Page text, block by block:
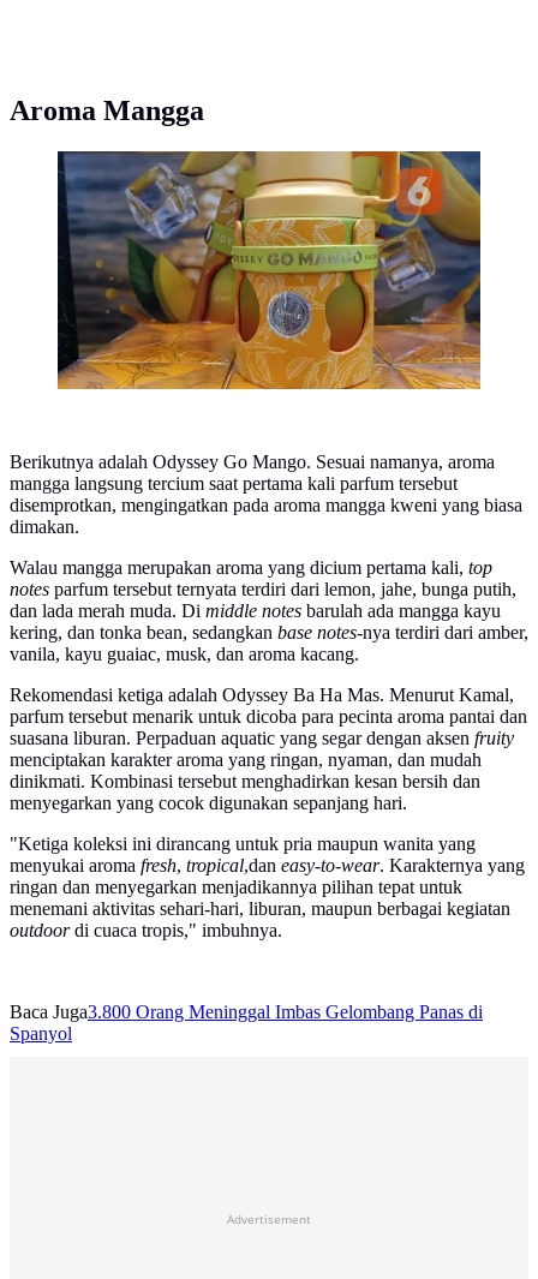
Aroma Mangga
Parfum aroma mangga dari Armaf. (dok.
Liputan6.com/Dinny Mutiah)
Berikutnya adalah Odyssey Go Mango. Sesuai namanya, aroma
mangga langsung tercium saat pertama kali parfum tersebut
disemprotkan, mengingatkan pada aroma mangga kweni yang biasa
dimakan.
Walau mangga merupakan aroma yang dicium pertama kali, top
notes parfum tersebut ternyata terdiri dari lemon, jahe, bunga putih,
dan lada merah muda. Di middle notes barulah ada mangga kayu
kering, dan tonka bean, sedangkan base notes-nya terdiri dari amber,
vanila, kayu guaiac, musk, dan aroma kacang.
Rekomendasi ketiga adalah Odyssey Ba Ha Mas. Menurut Kamal,
parfum tersebut menarik untuk dicoba para pecinta aroma pantai dan
suasana liburan. Perpaduan aquatic yang segar dengan aksen fruity
menciptakan karakter aroma yang ringan, nyaman, dan mudah
dinikmati. Kombinasi tersebut menghadirkan kesan bersih dan
menyegarkan yang cocok digunakan sepanjang hari.
"Ketiga koleksi ini dirancang untuk pria maupun wanita yang
menyukai aroma fresh, tropical,dan easy-to-wear. Karakternya yang
ringan dan menyegarkan menjadikannya pilihan tepat untuk
menemani aktivitas sehari-hari, liburan, maupun berbagai kegiatan
outdoordi cuaca tropis," imbuhnya.
Baca Juga3.800 Orang Meninggal Imbas Gelombang Panas di
Spanyol
Advertisement